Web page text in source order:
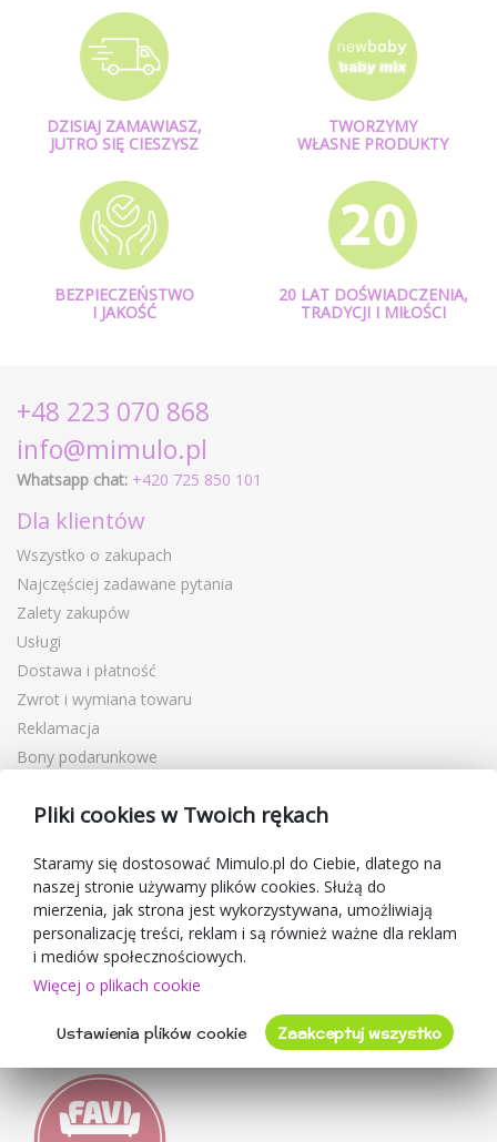
DZISIAJ ZAMAWIASZ,
JUTRO SIĘ CIESZYSZ
TWORZYMY
WŁASNE PRODUKTY
BEZPIECZEŃSTWO
I JAKOŚĆ
20 LAT DOŚWIADCZENIA,
TRADYCJI I MIŁOŚCI
+48 223 070 868
info@mimulo.pl
Whatsapp chat: +420 725 850 101
Dla klientów
Wszystko o zakupach
Najczęściej zadawane pytania
Zalety zakupów
Usługi
Dostawa i płatność
Zwrot i wymiana towaru
Reklamacja
Bony podarunkowe
Blog
O sprzedawcy
Mimulo.pl
Regulamin sklepu
Ochrona danych osobowych GDPR
Kontakty
Oceny klientów
Pliki cookies w Twoich rękach
Staramy się dostosować Mimulo.pl do Ciebie, dlatego na
naszej stronie używamy plików cookies. Służą do
mierzenia, jak strona jest wykorzystywana, umożliwiają
personalizację treści, reklam i są również ważne dla reklam
i mediów społecznościowych.
Więcej o plikach cookie
Ustawienia plików cookie Zaakceptuj wszystko